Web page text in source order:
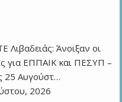
Λιβαδειάς: Άνοιξαν οι
για ΕΠΠΑΙΚ και ΠΕΣΥΠ –
25 Αυγούστ…
2026